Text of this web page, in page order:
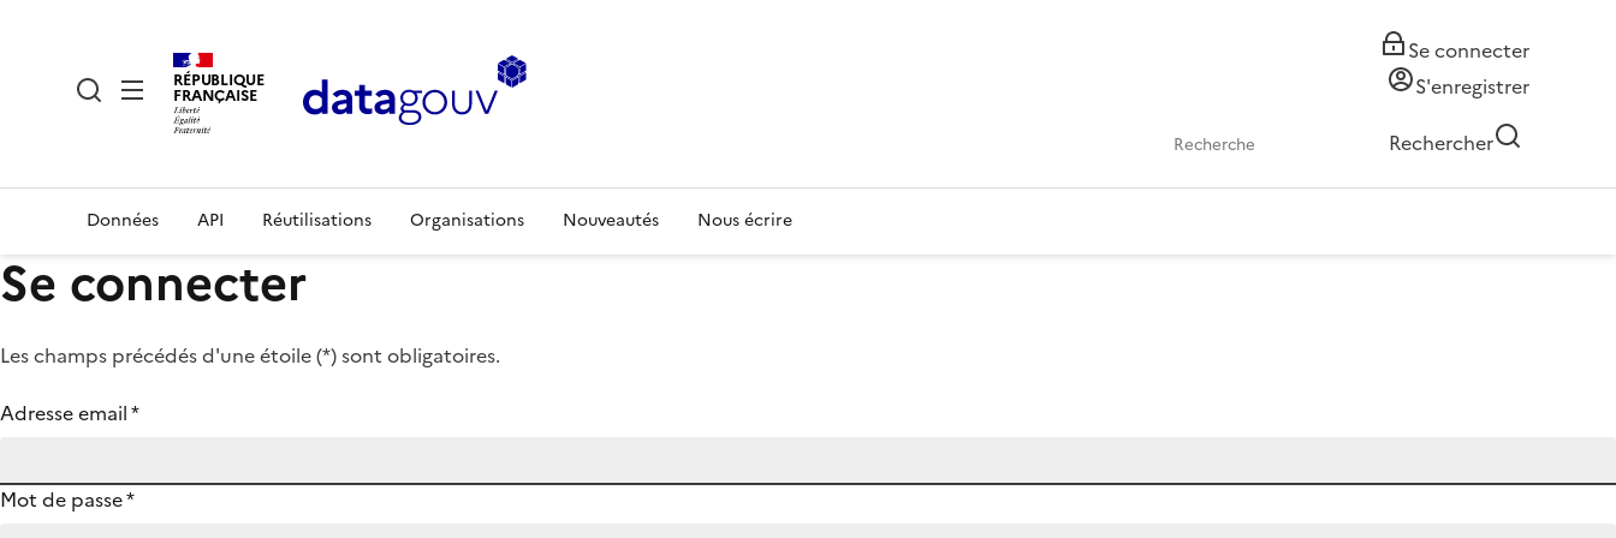
RÉPUBLIQUE
FRANÇAISE
Se connecter
S'enregistrer
Rechercher
Données API Réutilisations Organisations Nouveautés Nous écrire
Se connecter
Les champs précédés d'une étoile (*) sont obligatoires.
Adresse email*
Mot de passe*